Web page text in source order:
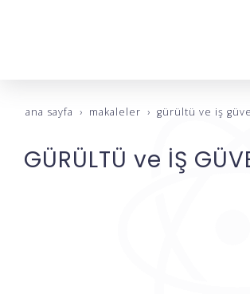
ana sayfa makaleler gürültü ve i̇ş
GÜRÜLTÜ ve İŞ